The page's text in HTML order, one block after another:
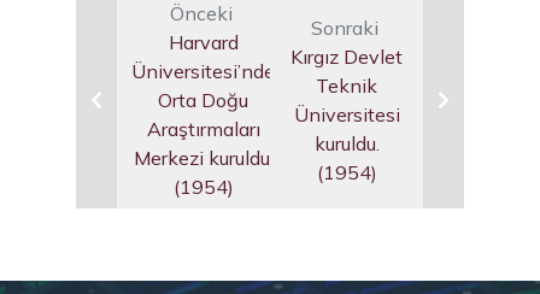
Önceki
Harvard
Üniversitesi’nde
Orta Doğu
Araştırmaları
Merkezi kuruldu.
(1954)
Sonraki
Kırgız Devlet
Teknik
Üniversitesi
kuruldu.
(1954)